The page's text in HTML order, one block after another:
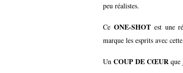
peu réalistes.
Ce ONE-SHOTest une
marque les esprits avec
Un COUP DE CŒUR que